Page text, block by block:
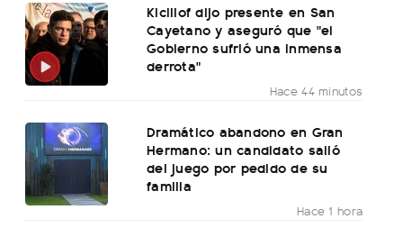
Kicillof dijo presente en San
Cayetano y aseguró que "el
Gobierno sufrió una inmensa
derrota"
Hace 44 minutos
Dramático abandono en Gran
Hermano: un candidato salió
del juego por pedido de su
familia
Hace 1 hora